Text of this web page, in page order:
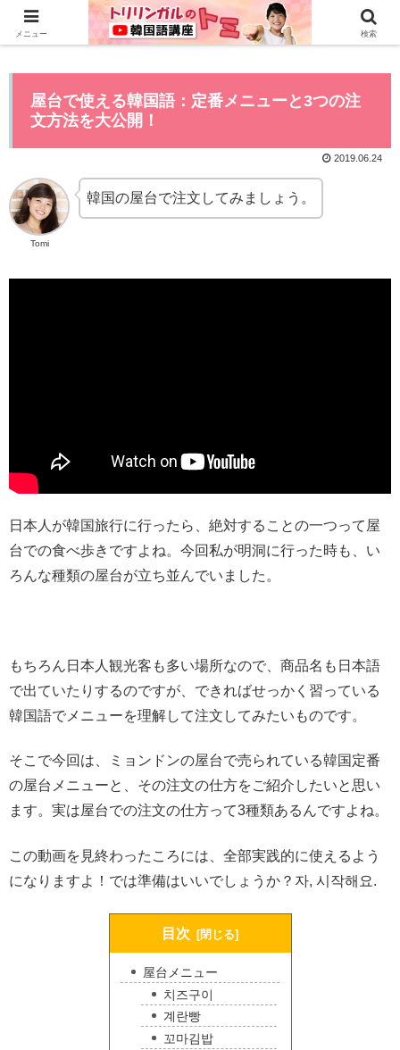
0から全てYouTubeで学べる韓国語講座はこちら>>
屋台で使える韓国語：定番メニューと3つの注
文方法を大公開！
2019.06.24
Tomi
韓国の屋台で注文してみましょう。
日本人が韓国旅行に行ったら、絶対することの一つって屋
台での食べ歩きですよね。今回私が明洞に行った時も、い
ろんな種類の屋台が立ち並んでいました。
もちろん日本人観光客も多い場所なので、商品名も日本語
で出ていたりするのですが、できればせっかく習っている
韓国語でメニューを理解して注文してみたいものです。
そこで今回は、ミョンドンの屋台で売られている韓国定番
の屋台メニューと、その注文の仕方をご紹介したいと思い
ます。実は屋台での注文の仕方って3種類あるんですよね。
この動画を見終わったころには、全部実践的に使えるよう
になりますよ！では準備はいいでしょうか？자, 시작해요.
目次
屋台メニュー
치즈구이
계란빵
꼬마김밥
メニュー 検索